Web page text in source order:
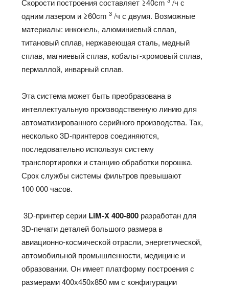
Скорости построения составляет ≥40cm /ч с
одним лазером и ≥60cm3 /ч с двумя. Возможные
материалы: инконель, алюминиевый сплав,
титановый сплав, нержавеющая сталь, медный
сплав, магниевый сплав, кобальт-хромовый сплав,
пермаллой, инварный сплав.
Эта система может быть преобразована в
интеллектуальную производственную линию для
автоматизированного серийного производства. Так,
несколько 3D-принтеров соединяются,
последовательно используя систему
транспортировки и станцию обработки порошка.
Срок службы системы фильтров превышают
100 000 часов.
3D-принтер серии LiM-X400-800 разработан для
3D-печати деталей большого размера в
авиационно-космической отрасли, энергетической,
автомобильной промышленности, медицине и
образовании. Он имеет платформу построения с
размерами 400х450х850 мм с конфигурации